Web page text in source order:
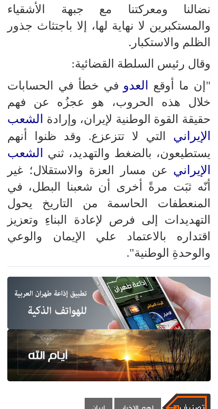
نضالنا ومعركتنا مع جبهة الأشقياء
والمستكبرين لا نهاية لها، إلا باجتثاث جذور
الظلم والاستكبار.
وقال رئيس السلطة القضائية:
"إن ما أوقع
العدو في خطأ في الحسابات
خلال هذه الحروب، هو عجزُه عن فهم
حقيقة القوة الوطنية لإيران، وإرادة الشعب
الإيراني التي لا تتزعزع. وقد ظنوا أنهم
يستطيعون، بالضغط والتهديد، ثني الشعب
الإيراني عن مسار العزة والاستقلال؛ غير
أنّه ثبَت مرةً أخرى أن شعبنا البطل، في
المنعطفات الحاسمة من التاريخ يحول
التهديدات إلى فرص لإعادة البناءِ وتعزيز
اقتداره بالاعتماد علي الإيمان والوعي
والوحدةِ الوطنية".